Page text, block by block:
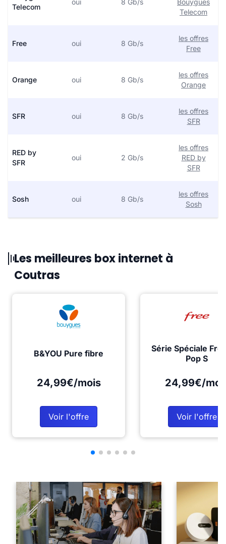
Telecom
oui 8 Gb/s
Bouygues
Telecom
Free oui 8 Gb/s
les offres
Free
Orange oui 8 Gb/s
les offres
Orange
SFR oui 8 Gb/s
les offres
SFR
RED by
SFR
oui 2 Gb/s
les offres
RED by
SFR
Sosh oui 8 Gb/s
les offres
Sosh
Les meilleures box internet à
Coutras
B&YOU Pure fibre
24,99€/mois
Voir l'offre
Série Spéciale
Pop S
24,99€/
Voir l'offre